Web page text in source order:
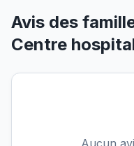
Avis des
Centre